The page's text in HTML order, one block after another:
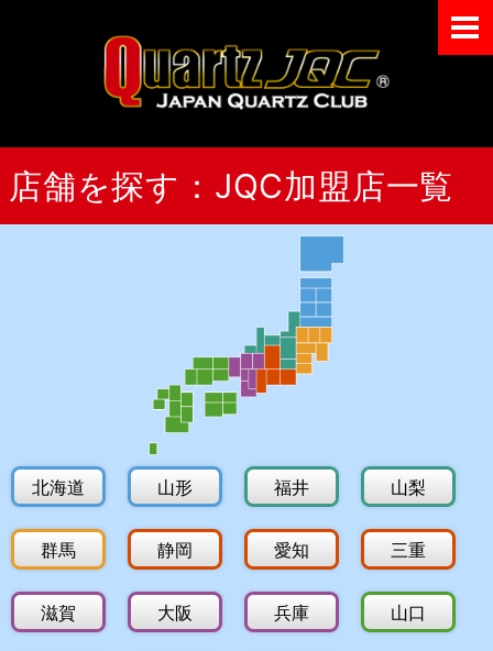
Japan
店舗を探す：JQC加盟店一覧
北海道 山形 福井 山梨
群馬 静岡 愛知 三重
滋賀 大阪 兵庫 山口